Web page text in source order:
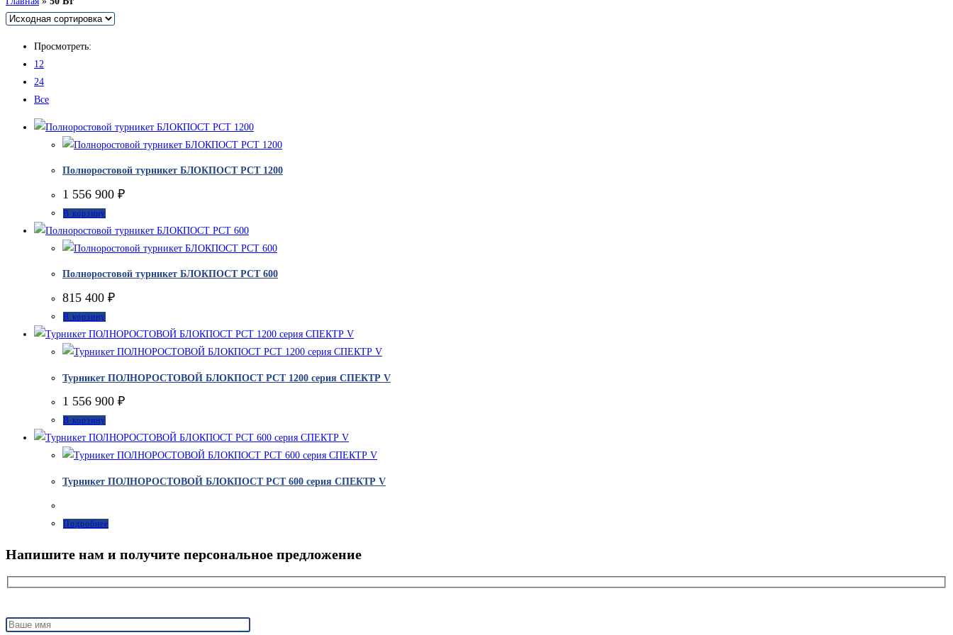
Просмотреть:
12
24
Все
Полноростовой турникет БЛОКПОСТ РСТ 1200
1 556 900 ₽
В корзину
Полноростовой турникет БЛОКПОСТ РСТ 600
815 400 ₽
В корзину
Турникет ПОЛНОРОСТОВОЙ БЛОКПОСТ РСТ 1200 серия СПЕКТР V
1 556 900 ₽
В корзину
Турникет ПОЛНОРОСТОВОЙ БЛОКПОСТ РСТ 600 серия СПЕКТР V
Подробнее
Напишите нам и получите персональное предложение